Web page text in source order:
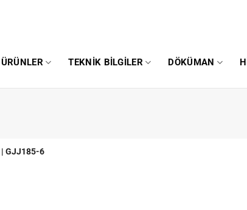
ÜRÜNLER TEKNIK BILGILER DÖKÜMAN
| GJJ185-6